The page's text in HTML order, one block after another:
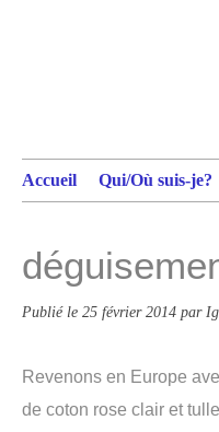
Accueil Qui/Où suis-je?
Publié le 25 février 2014 par
Revenons en Europe
de coton rose clair et